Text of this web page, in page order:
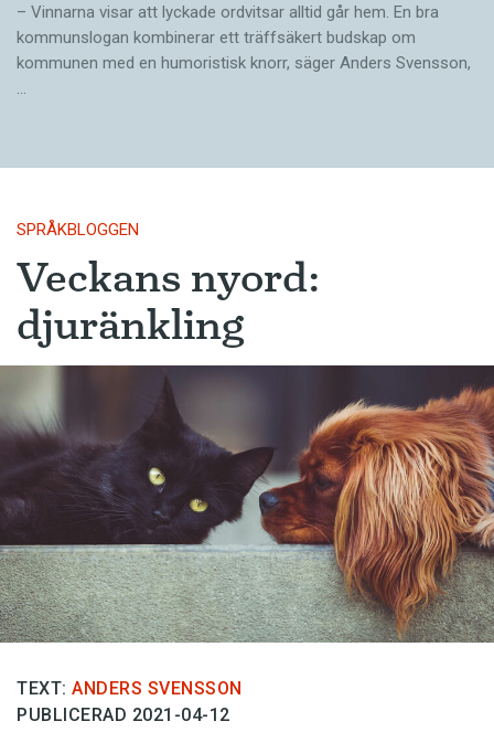
– Vinnarna visar att lyckade ordvitsar alltid går hem. En bra
kommunslogan kombinerar ett träffsäkert budskap om
kommunen med en humoristisk knorr, säger Anders Svensson,
…
SPRÅKBLOGGEN
Veckans nyord:
djuränkling
TEXT: ANDERS SVENSSON
PUBLICERAD 2021-04-12